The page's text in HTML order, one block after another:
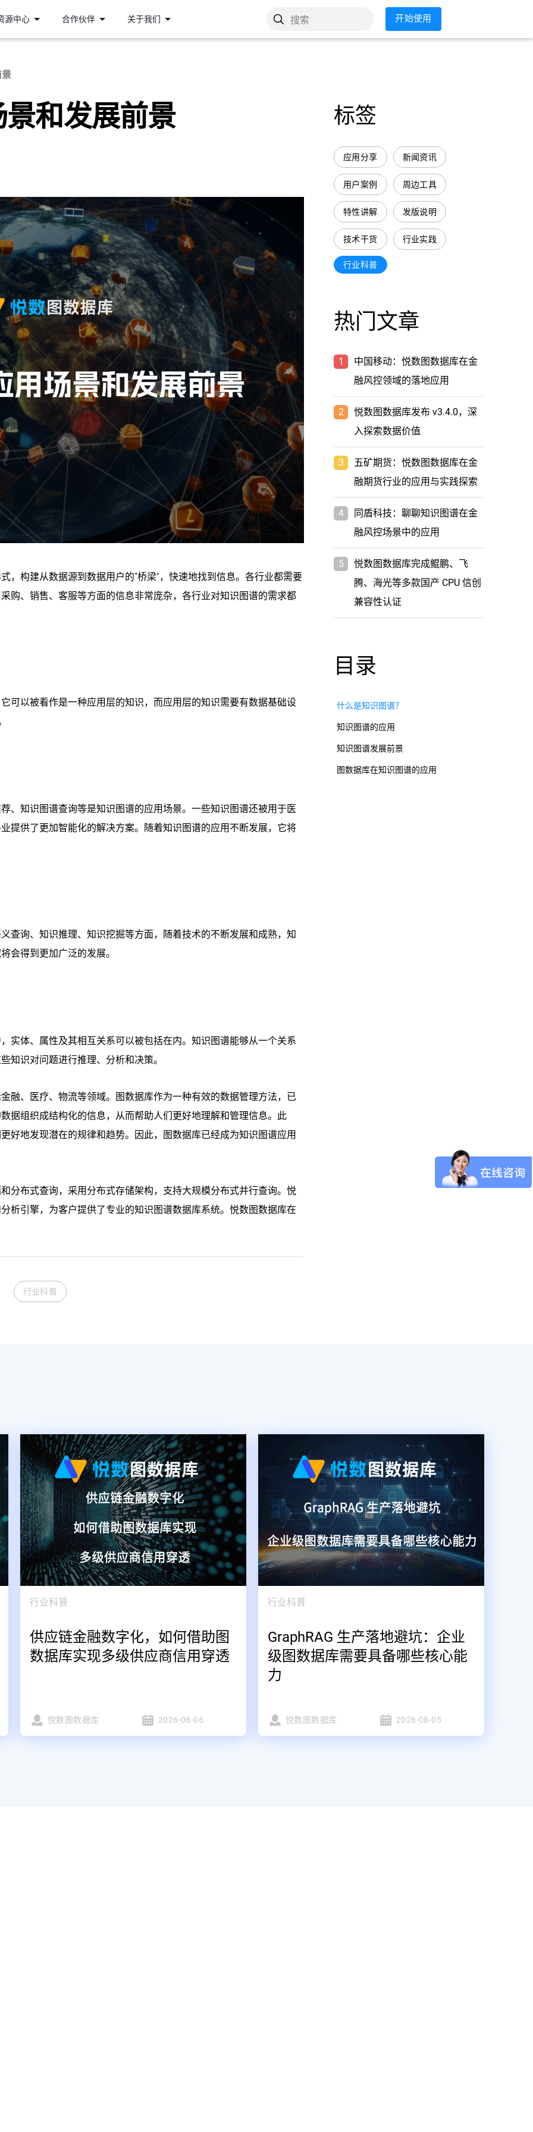
源中心 合作伙伴 关于我们 搜索 开始使用
和发展前景
，构建从数据源到数据用户的“桥梁”，快速地找到信息。各行业都需要
购、销售、客服等方面的信息非常庞杂，各行业对知识图谱的需求都
可以被看作是一种应用层的知识，而应用层的知识需要有数据基础设
、知识图谱查询等是知识图谱的应用场景。一些知识图谱还被用于医
提供了更加智能化的解决方案。随着知识图谱的应用不断发展，它将
查询、知识推理、知识挖掘等方面，随着技术的不断发展和成熟，知
会得到更加广泛的发展。
实体、属性及其相互关系可以被包括在内。知识图谱能够从一个关系
知识对问题进行推理、分析和决策。
融、医疗、物流等领域。图数据库作为一种有效的数据管理方法，已
据组织成结构化的信息，从而帮助人们更好地理解和管理信息。此
好地发现潜在的规律和趋势。因此，图数据库已经成为知识图谱应用
分布式查询，采用分布式存储架构，支持大规模分布式并行查询。悦
析引擎，为客户提供了专业的知识图谱数据库系统。悦数图数据库在
行业科普
标签
应用分享 新闻资讯
用户案例 周边工具
特性讲解 发版说明
技术干货 行业实践
行业科普
热门文章
1
中国移动：悦数图数据库在金
融风控领域的落地应用
2
悦数图数据库发布 v3.4.0，深
入探索数据价值
3
五矿期货：悦数图数据库在金
融期货行业的应用与实践探索
4
同盾科技：聊聊知识图谱在金
融风控场景中的应用
5
悦数图数据库完成鲲鹏、飞
腾、海光等多款国产 CPU 信创
兼容性认证
目录
什么是知识图谱？
知识图谱的应用
知识图谱发展前景
图数据库在知识图谱的应用
行业科普
供应链金融数字化，如何借助图
数据库实现多级供应商信用穿透
悦数图数据库 2026-08-06
行业科普
GraphRAG 生产落地避坑：企业
级图数据库需要具备哪些核心能
力
悦数图数据库 2026-08-05